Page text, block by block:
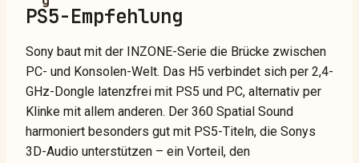
PS5-Empfehlung
Sony baut mit der INZONE-Serie die Brücke zwischen
PC- und Konsolen-Welt. Das H5 verbindet sich per 2,4-
GHz-Dongle latenzfrei mit PS5 und PC, alternativ per
Klinke mit allem anderen. Der 360 Spatial Sound
harmoniert besonders gut mit PS5-Titeln, die Sonys
3D-Audio unterstützen – ein Vorteil, den